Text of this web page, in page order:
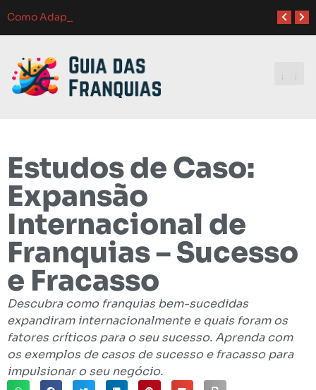
Como Adaptar Estratégias de Marketing
Estudos de Caso:
Expansão
Internacional de
Franquias – Sucesso
e Fracasso
Descubra como franquias bem-sucedidas
expandiram internacionalmente e quais foram os
fatores críticos para o seu sucesso. Aprenda com
os exemplos de casos de sucesso e fracasso para
impulsionar o seu negócio.